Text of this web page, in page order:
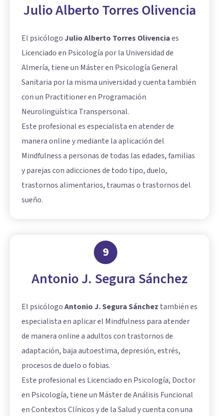
Julio Alberto Torres Olivencia
El psicólogo Julio Alberto Torres Olivenciaes
Licenciado en Psicología por la Universidad de
Almería, tiene un Máster en Psicología General
Sanitaria por la misma universidad y cuenta también
con un Practitioner en Programación
Neurolingüística Transpersonal.
Este profesional es especialista en atender de
manera online y mediante la aplicación del
Mindfulness a personas de todas las edades, familias
y parejas con adicciones de todo tipo, duelo,
trastornos alimentarios, traumas o trastornos del
sueño.
9
Antonio J. Segura Sánchez
El psicólogoAntonio J. Segura Sánchez también es
especialista en aplicar el Mindfulness para atender
de manera online a adultos con trastornos de
adaptación, baja autoestima, depresión, estrés,
procesos de duelo o fobias.
Este profesional es Licenciado en Psicología, Doctor
en Psicología, tiene un Máster de Análisis Funcional
en Contextos Clínicos y de la Salud y cuenta con una